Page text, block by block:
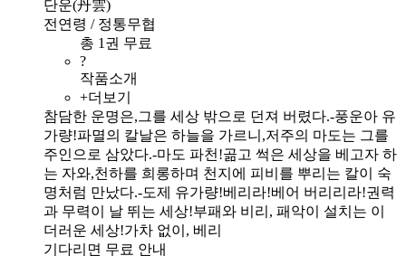
단운(丹雲)
전연령 / 정통무협
총 1권 무료
?
작품소개
+더보기
참담한 운명은,그를 세상 밖으로 던져 버렸다.-풍운아 유
가량!파멸의 칼날은 하늘을 가르니,저주의 마도는 그를
주인으로 삼았다.-마도 파천!곪고 썩은 세상을 베고자 하
는 자와,천하를 희롱하며 천지에 피비를 뿌리는 칼이 숙
명처럼 만났다.-도제 유가량!베리라!베어 버리리라!권력
과 무력이 날 뛰는 세상!부패와 비리, 패악이 설치는 이
더러운 세상!가차 없이, 베리
기다리면 무료 안내